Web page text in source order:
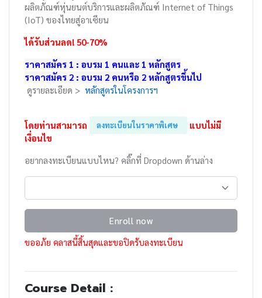
ผลิตภัณฑ์หุ่นยนต์บริการและผลิตภัณฑ์ Internet of Things
(IoT) ของไทยสู่อาเซียน
ได้รับส่วนลด! 50-70%
ราคาสมัคร 1 : อบรม 1 คนและ 1 หลักสูตร
ราคาสมัคร 2 : อบรม 2 คนหรือ 2 หลักสูตรขึ้นไป
ดูรายละเอียด > หลักสูตรในโครงการฯ
โดยท่านสามารถ ลงทะเบียนในราคาพิเศษ
แบบไม่มี
เงื่อนไข
อยากลงทะเบียนแบบไหน? คลิ๊กที่ Dropdown ด้านล่าง
Enroll now
ขออภัย คลาสนี้สิ้นสุดและขอปิดรับลงทะเบียน
Course Detail :